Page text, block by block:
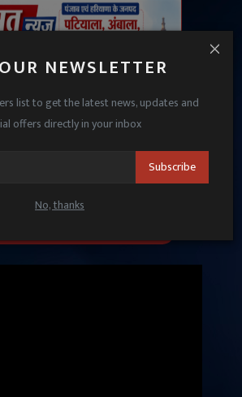
NEWSLETTER
list to get the latest news, updates and
offers directly in your inbox
Subscribe
No, thanks